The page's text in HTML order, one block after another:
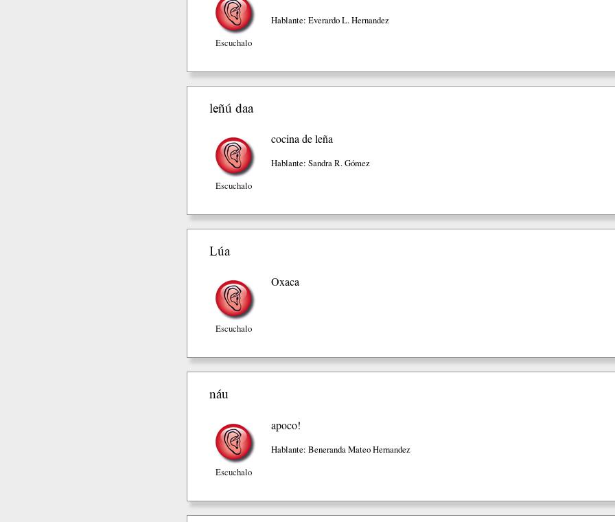
Escuchalo
Hablante: Everardo L. Hernandez
leñú daa
Escuchalo
cocina de leña
Hablante: Sandra R. Gómez
Lúa
Escuchalo
Oxaca
náu
Escuchalo
apoco!
Hablante: Beneranda Mateo Hernandez